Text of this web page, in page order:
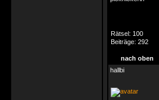
Rätsel: 100
Beiträge: 292
nach oben
hallbi